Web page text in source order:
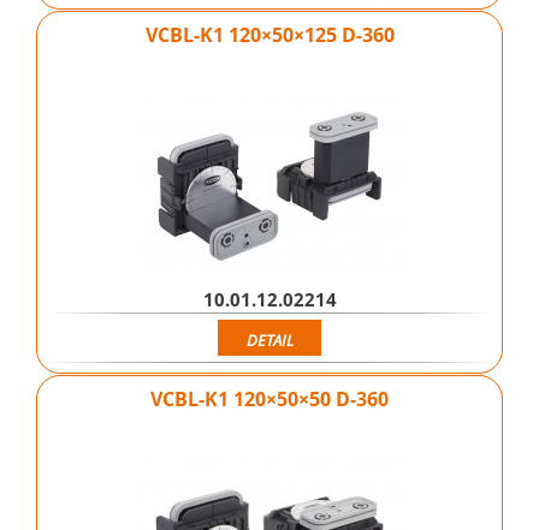
VCBL-K1 120×50×125 D-360
10.01.12.02214
DETAIL
VCBL-K1 120×50×50 D-360